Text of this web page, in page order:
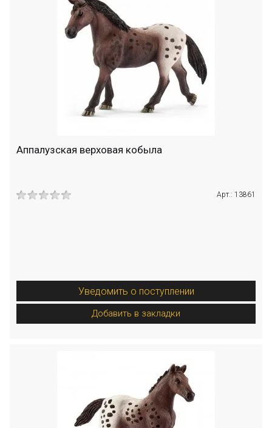
Аппалузская верховая кобыла
Арт.: 13861
Уведомить о поступлении
Добавить в закладки